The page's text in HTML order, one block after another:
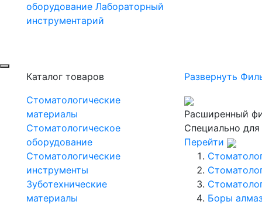
оборудование Лабораторный
инструментарий
Каталог товаров
Стоматологические
материалы
Стоматологическое
оборудование
Стоматологические
инструменты
Зуботехнические
материалы
Развернуть
Расширенный
Специально
Перейти
Боры